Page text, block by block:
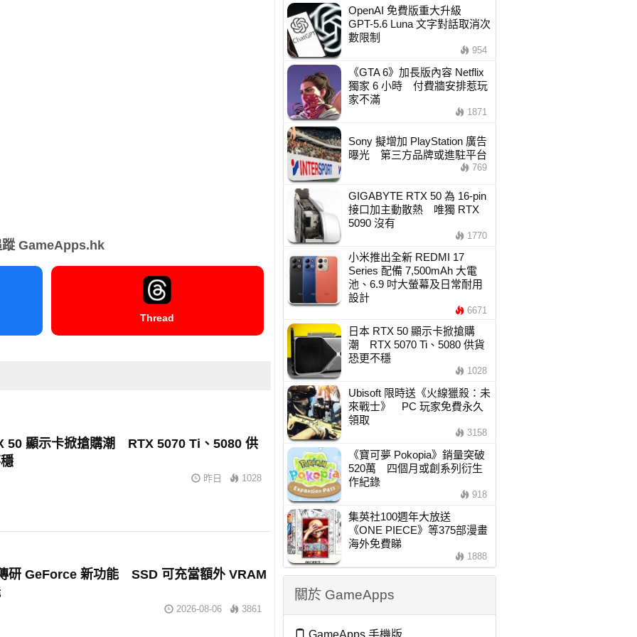
蹤 GameApps.hk
Thread
50 顯示卡掀搶購潮 RTX 5070 Ti、5080 供
昨日 1028
研 GeForce 新功能 SSD 可充當額外 VRAM
2026-08-06 3861
OpenAI 免費版重大升級
GPT-5.6 Luna 文字對話取消次
數限制
954
《GTA 6》加長版內容 Netflix
獨家 6 小時 付費牆安排惹玩
家不滿
1871
Sony 擬增加 PlayStation 廣告
曝光 第三方品牌或進駐平台
769
GIGABYTE RTX 50 為 16-pin
接口加主動散熱 唯獨 RTX
5090 沒有
1770
小米推出全新 REDMI 17
Series 配備 7,500mAh 大電
池、6.9 吋大螢幕及日常耐用
設計
6671
日本 RTX 50 顯示卡掀搶購
潮 RTX 5070 Ti、5080 供貨
恐更不穩
1028
Ubisoft 限時送《火線獵殺：未
來戰士》 PC 玩家免費永久
領取
3158
《寶可夢 Pokopia》銷量突破
520萬 四個月或創系列衍生
作紀錄
918
集英社100週年大放送
《ONE PIECE》等375部漫畫
海外免費睇
1888
關於 GameApps
GameApps 手機版